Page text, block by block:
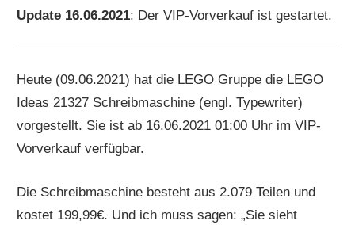
Update 16.06.2021: Der VIP-Vorverkauf ist gestartet.
Heute (09.06.2021) hat die LEGO Gruppe die LEGO
Ideas 21327 Schreibmaschine (engl. Typewriter)
vorgestellt. Sie ist ab 16.06.2021 01:00 Uhr im VIP-
Vorverkauf verfügbar.
Die Schreibmaschine besteht aus 2.079 Teilen und
kostet 199,99€. Und ich muss sagen: „Sie sieht